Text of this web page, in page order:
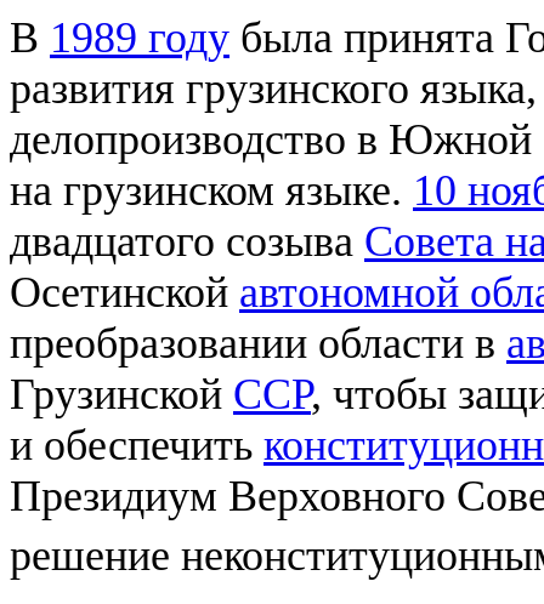
В 1989 году была принята
развития грузинского
делопроизводство в Южной
на грузинском языке. 10
двадцатого созыва Совета
Осетинской автономной
преобразовании области в
Грузинской ССР, чтобы
и обеспечить
Президиум Верховного
решение